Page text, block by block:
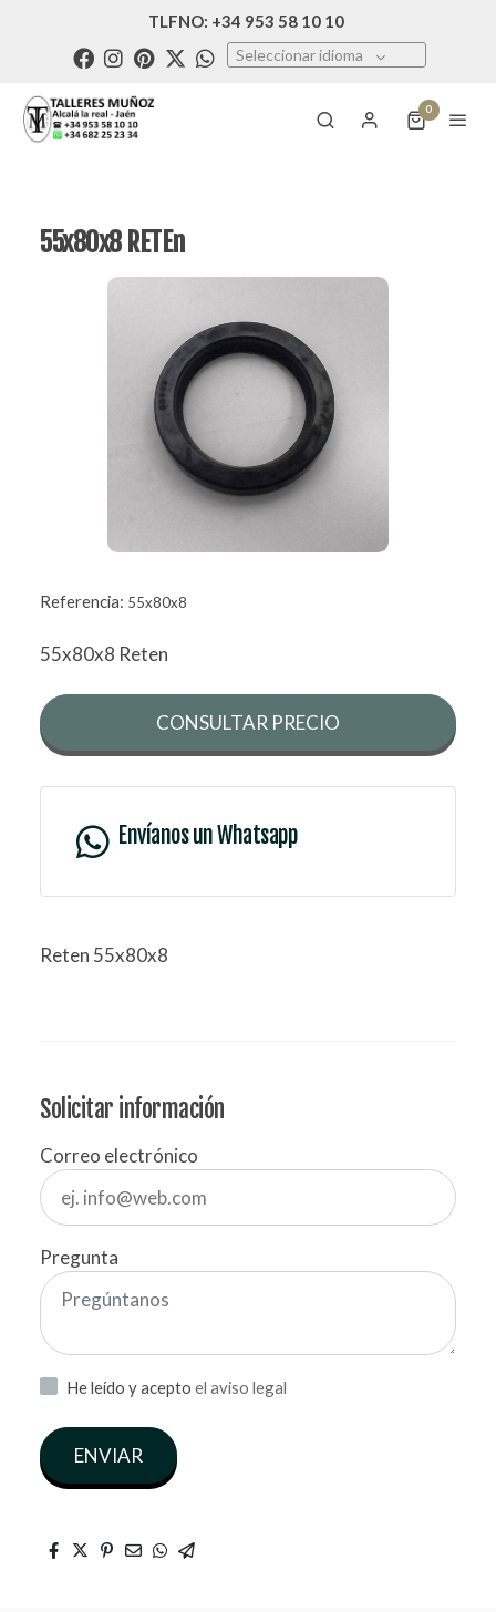
TLFNO: +34 953 58 10 10
Seleccionar idioma
0
55x80x8 RETEn
Referencia: 55x80x8
55x80x8 Reten
CONSULTAR PRECIO
Envíanos un Whatsapp
Reten 55x80x8
Solicitar información
Correo electrónico
Pregunta
He leído y acepto el aviso legal
ENVIAR